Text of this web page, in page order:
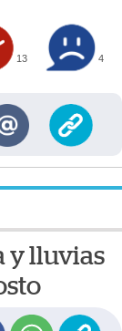
13 4
y lluvias